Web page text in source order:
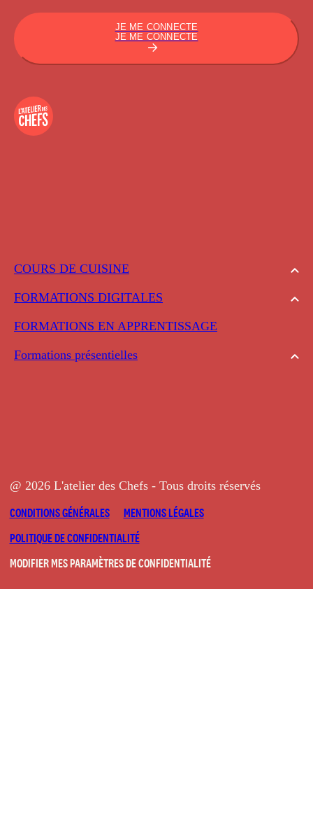
COURS DE CUISINE
FORMATIONS DIGITALES
FORMATIONS EN APPRENTISSAGE
Formations présentielles
JE ME CONNECTE
JE ME CONNECTE
@ 2026 L'atelier des Chefs - Tous droits réservés
CONDITIONS GÉNÉRALES
MENTIONS LÉGALES
POLITIQUE DE CONFIDENTIALITÉ
MODIFIER MES PARAMÈTRES DE CONFIDENTIALITÉ